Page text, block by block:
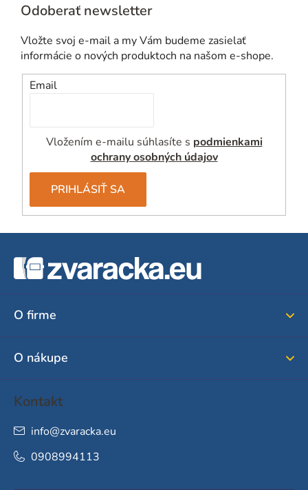
Odoberať newsletter
Vložte svoj e-mail a my Vám budeme zasielať
informácie o nových produktoch na našom e-shope.
Email
Vložením e-mailu súhlasíte s podmienkami
ochrany osobných údajov
PRIHLÁSIŤ SA
O firme
O nákupe
Kontakt
info@zvaracka.eu
0908994113